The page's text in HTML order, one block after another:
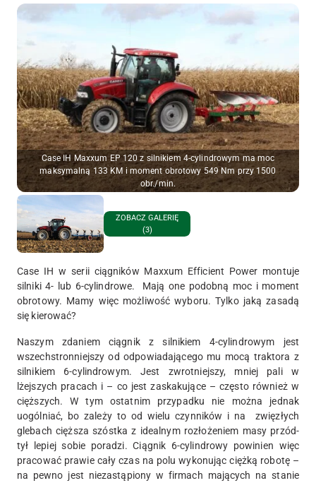
Case IH Maxxum EP 120 z silnikiem 4-cylindrowym ma moc
maksymalną 133 KM i moment obrotowy 549 Nm przy 1500
obr./min.
ZOBACZ GALERIĘ
(3)
Case IH w serii ciągników Maxxum Efficient Power montuje
silniki 4- lub 6-cylindrowe. Mają one podobną moc i moment
obrotowy. Mamy więc możliwość wyboru. Tylko jaką zasadą
się kierować?
Naszym zdaniem ciągnik z silnikiem 4-cylindrowym jest
wszechstronniejszy od odpowiadającego mu mocą traktora z
silnikiem 6-cylindrowym. Jest zwrotniejszy, mniej pali w
lżejszych pracach i – co jest zaskakujące – często również w
cięższych. W tym ostatnim przypadku nie można jednak
uogólniać, bo zależy to od wielu czynników i na zwięzłych
glebach cięższa szóstka z idealnym rozłożeniem masy przód-
tył lepiej sobie poradzi. Ciągnik 6-cylindrowy powinien więc
pracować prawie cały czas na polu wykonując ciężką robotę –
na pewno jest niezastąpiony w firmach mających na stanie